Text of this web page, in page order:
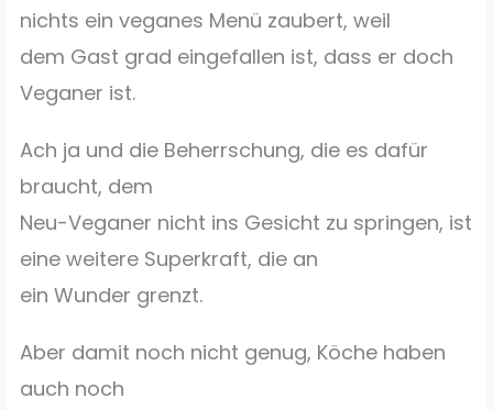
nichts ein veganes Menü zaubert, weil
dem Gast grad eingefallen ist, dass er doch
Veganer ist.
Ach ja und die Beherrschung, die es dafür
braucht, dem
Neu-Veganer nicht ins Gesicht zu springen, ist
eine weitere Superkraft, die an
ein Wunder grenzt.
Aber damit noch nicht genug, Köche haben
auch noch